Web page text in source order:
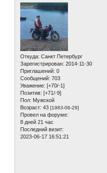
Откуда: Санкт Петербург
Зарегистрирован: 2014-11-30
Приглашений: 0
Сообщений: 703
Уважение: [+70/-1]
Позитив: [+71/-9]
Пол: Мужской
Возраст: 43 [1983-06-29]
Провел на форуме:
8 дней 21 час
Последний визит:
2023-06-17 16:51:21